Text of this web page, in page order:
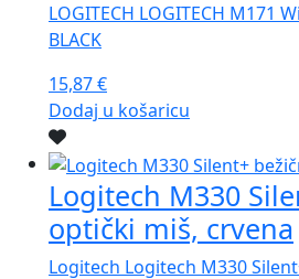
LOGITECH LOGITECH M171
BLACK
15,87€
Dodaj u košaricu
Logitech M330
optički miš, crvena
Logitech Logitech M330